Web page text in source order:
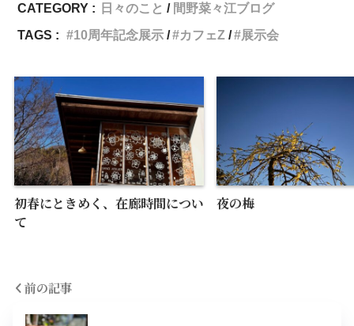
CATEGORY : 日々のこと
間野菜々江ブログ
TAGS :
10周年記念展示 カフェZ 展示会
初春にときめく、在廊時間につい
て
夜の梅
前の記事